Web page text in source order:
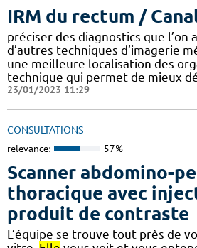
IRM du rectum /
préciser des diagnostics que l’on
d’autres techniques d’imagerie
une meilleure localisation des
technique qui permet de mieux
23/01/2023 11:29
CONSULTATIONS
relevance: 57%
Scanner abdomino-
thoracique avec
produit de contraste
L’équipe se trouve tout près de